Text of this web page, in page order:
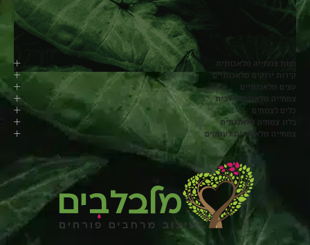
חנות צמחייה מלאכותית
קירות ירוקים מלאכותיים
עצים מלאכותיים
צמחייה מלאכותית לבית
כלים לצמחים
בלוג צמחיה מלאכותית
צמחייה מלאכותית לעסקים